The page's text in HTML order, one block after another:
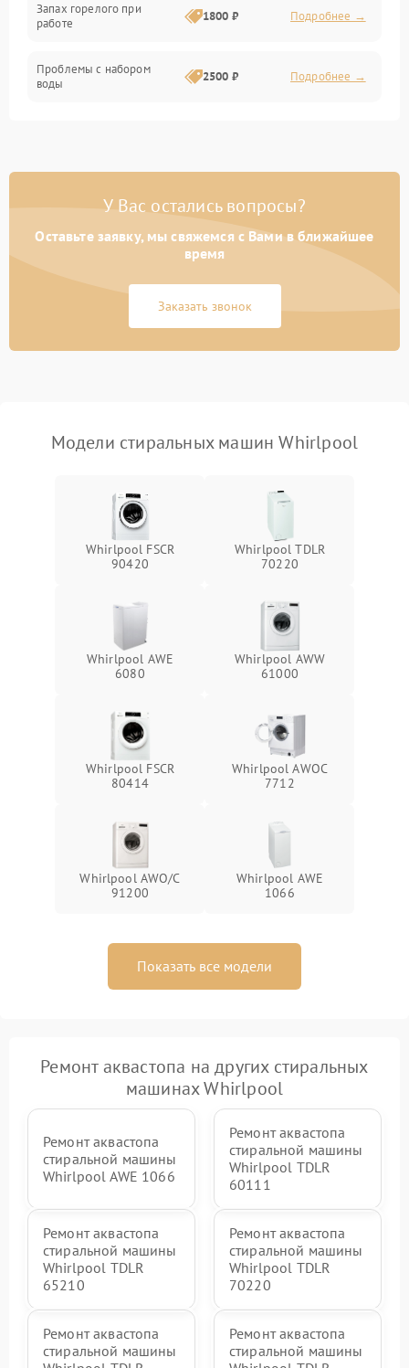
Запах горелого при
работе
1800 ₽ Подробнее →
Проблемы с набором
воды
2500 ₽ Подробнее →
Замена платы управления 2200 ₽ Подробнее →
У Вас остались вопросы?
Оставьте заявку, мы свяжемся с Вами в ближайшее
время
Заказать звонок
Модели стиральных машин Whirlpool
Whirlpool FSCR
90420
Whirlpool TDLR
70220
Whirlpool AWE
6080
Whirlpool AWW
61000
Whirlpool FSCR
80414
Whirlpool AWOC
7712
Whirlpool AWO/C
91200
Whirlpool AWE
1066
Показать все модели
Ремонт аквастопа на других стиральных
машинах Whirlpool
Ремонт аквастопа
стиральной машины
Whirlpool AWE 1066
Ремонт аквастопа
стиральной машины
Whirlpool TDLR
60111
Ремонт аквастопа
стиральной машины
Whirlpool TDLR
65210
Ремонт аквастопа
стиральной машины
Whirlpool TDLR
70220
Ремонт аквастопа
стиральной машины
Ремонт аквастопа
стиральной машины